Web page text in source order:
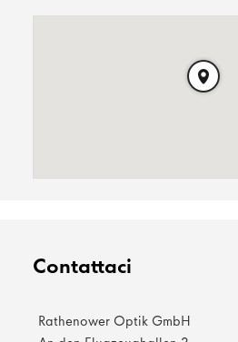
Contattaci
Rathenower Optik GmbH